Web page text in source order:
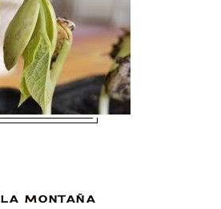
LA MONTAÑA